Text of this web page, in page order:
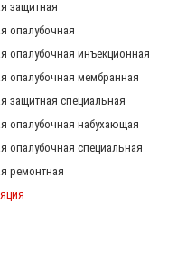
защитная
опалубочная
опалубочная инъекционная
опалубочная мембранная
защитная специальная
опалубочная набухающая
опалубочная специальная
ремонтная